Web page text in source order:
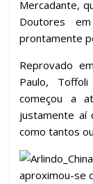
Mercadante,
Doutores
prontamente
Reprovado
Paulo,
começou a
justamente aí
como tantos
aproximou-se